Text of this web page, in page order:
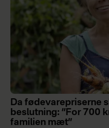
Da fødevarepriserne
beslutning: ”For 700
familien mæt”